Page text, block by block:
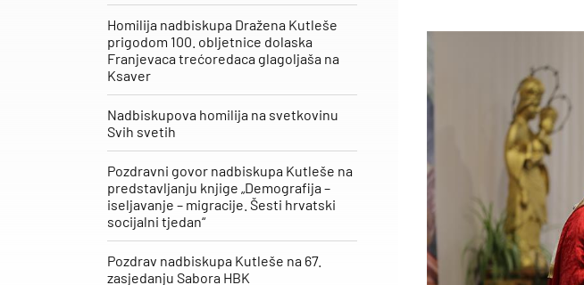
Homilija nadbiskupa Dražena Kutleše
prigodom 100. obljetnice dolaska
Franjevaca trećoredaca glagoljaša na
Ksaver
Nadbiskupova homilija na svetkovinu
Svih svetih
Pozdravni govor nadbiskupa Kutleše na
predstavljanju knjige „Demografija –
iseljavanje – migracije. Šesti hrvatski
socijalni tjedan“
Pozdrav nadbiskupa Kutleše na 67.
zasjedanju Sabora HBK